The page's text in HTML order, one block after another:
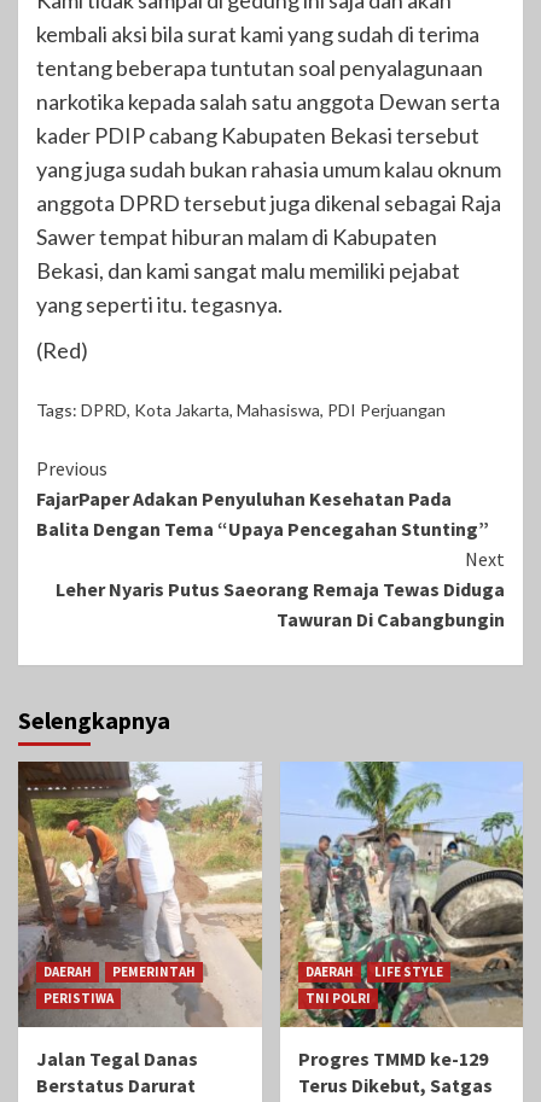
kembali aksi bila surat kami yang sudah di terima
tentang beberapa tuntutan soal penyalagunaan
narkotika kepada salah satu anggota Dewan serta
kader PDIP cabang Kabupaten Bekasi tersebut
yang juga sudah bukan rahasia umum kalau oknum
anggota DPRD tersebut juga dikenal sebagai Raja
Sawer tempat hiburan malam di Kabupaten
Bekasi, dan kami sangat malu memiliki pejabat
yang seperti itu. tegasnya.
(Red)
Tags: DPRD, Kota Jakarta, Mahasiswa, PDI Perjuangan
Continue
Reading
Previous
FajarPaper Adakan Penyuluhan Kesehatan Pada
Balita Dengan Tema “Upaya Pencegahan Stunting”
Next
Leher Nyaris Putus Saeorang Remaja Tewas Diduga
Tawuran Di Cabangbungin
Selengkapnya
DAERAH
PEMERINTAH
PERISTIWA
Jalan Tegal Danas
Berstatus Darurat
DAERAH
LIFE STYLE
TNI POLRI
Progres TMMD ke-129
Terus Dikebut, Satgas